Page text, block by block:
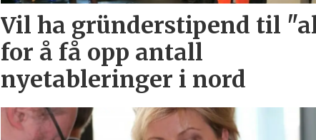
Vil ha gründerstipend til
for å få opp antall
nyetableringer i nord